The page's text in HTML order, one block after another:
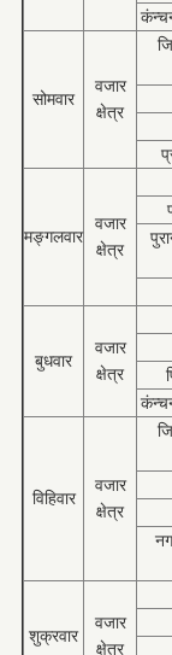
सोमवार
वजार
क्षेत्र
मङ्गलवार
वजार
क्षेत्र
बुधवार
वजार
क्षेत्र
विहिवार
वजार
क्षेत्र
शुक्रवार
वजार
क्षेत्र